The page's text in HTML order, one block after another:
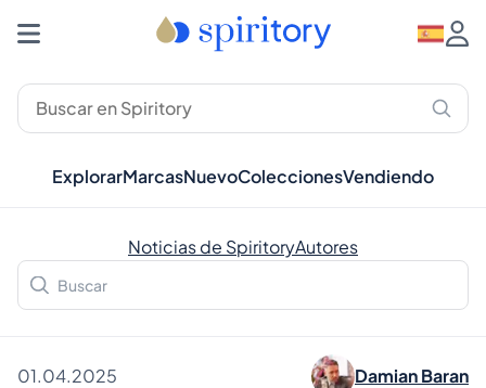
ExplorarMarcasNuevoColeccionesVendiendo
Noticias de SpiritoryAutores
01.04.2025 Damian Baran